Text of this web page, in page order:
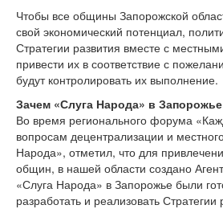
Чтобы все общины Запорожской
свой экономический потенциал,
Стратегии развития вместе с
привести их в соответствие с
будут контролировать их выполнение.
Зачем «Слуга Народа» в Запорожье
Во время регионального форума
вопросам децентрализации и
Народа», отметил, что для
общин, в нашей области создано
«Слуга Народа» в Запорожье были
разработать и реализовать